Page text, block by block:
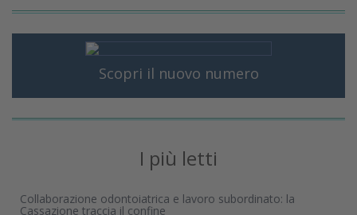
Scopri il nuovo numero
I più letti
Collaborazione odontoiatrica e lavoro subordinato: la
Cassazione traccia il confine